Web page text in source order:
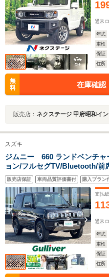
通常
年式
車検
保証
住所
無
料
在庫確認
販売店： ネクステージ 甲府昭和イ
スズキ
ジムニー 660 ランドベンチ
ョン/フルセグTV/Bluetooth/前
ラーヒーター/ドライブレコー
ー/スペアキー/ETC/純正アルミ
販売店保証 車両品質評価書付 購入プラン
支払
通常
年式
車検
保証
住所